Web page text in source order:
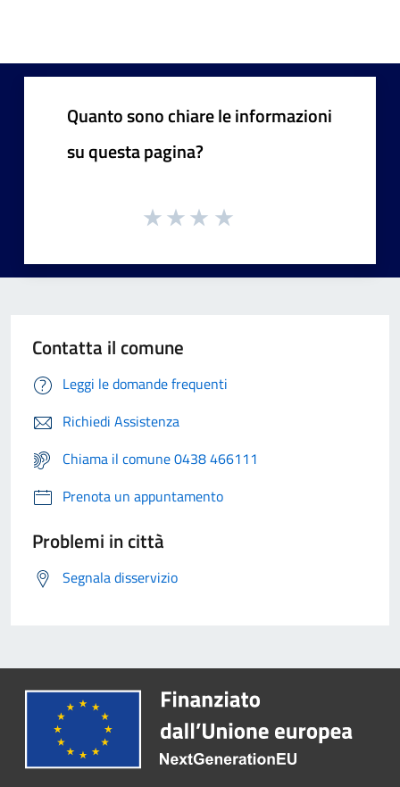
Quanto sono chiare le informazioni
su questa pagina?
Contatta il comune
Leggi le domande frequenti
Richiedi Assistenza
Chiama il comune 0438 466111
Prenota un appuntamento
Problemi in città
Segnala disservizio